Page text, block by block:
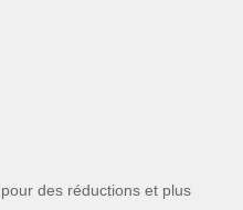
des réductions et plus